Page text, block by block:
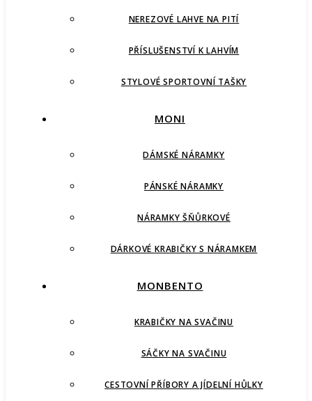
NEREZOVÉ LAHVE NA PITÍ
PŘÍSLUŠENSTVÍ K LAHVÍM
STYLOVÉ SPORTOVNÍ TAŠKY
MONI
DÁMSKÉ NÁRAMKY
PÁNSKÉ NÁRAMKY
NÁRAMKY ŠŇŮRKOVÉ
DÁRKOVÉ KRABIČKY S NÁRAMKEM
MONBENTO
KRABIČKY NA SVAČINU
SÁČKY NA SVAČINU
CESTOVNÍ PŘÍBORY A JÍDELNÍ HŮLKY